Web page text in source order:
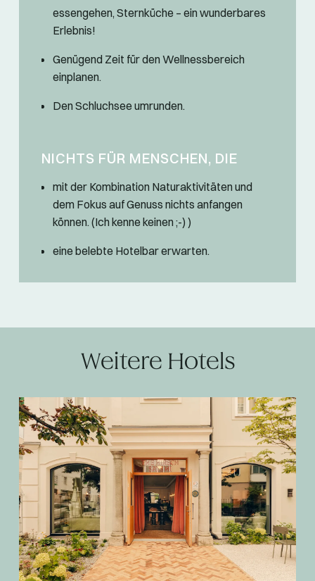
essengehen, Sternküche – ein wunderbares
Erlebnis!
Genügend Zeit für den Wellnessbereich
einplanen.
Den Schluchsee umrunden.
NICHTS FÜR MENSCHEN, DIE
mit der Kombination Naturaktivitäten und
dem Fokus auf Genuss nichts anfangen
können. (Ich kenne keinen ;-) )
eine belebte Hotelbar erwarten.
Weitere Hotels